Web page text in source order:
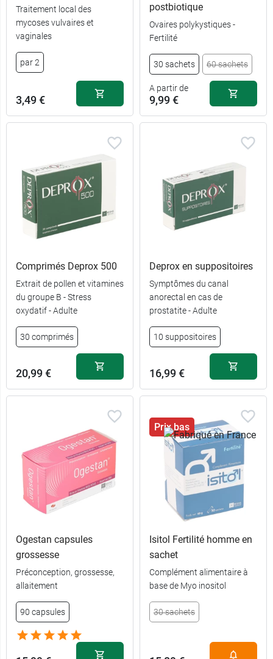
A l'unité
par 2
30 sachets 9,19 €
60 sachets 17,89 €
Traitement local des
mycoses vulvaires et
vaginales
par 2
3,49 €
postbiotique
Ovaires polykystiques -
Fertilité
30 sachets 60 sachets
A partir de
9,99 €
30 sachets 9,99 €
60 sachets 19,89 €
Comprimés Deprox 500
Extrait de pollen et vitamines
du groupe B - Stress
oxydatif - Adulte
30 comprimés
20,99 €
Deprox en suppositoires
Symptômes du canal
anorectal en cas de
prostatite - Adulte
10 suppositoires
16,99 €
Ogestan capsules
grossesse
Préconception, grossesse,
allaitement
90 capsules
Prix bas
Isitol Fertilité homme en
sachet
Complément alimentaire à
base de Myo inositol
30 sachets